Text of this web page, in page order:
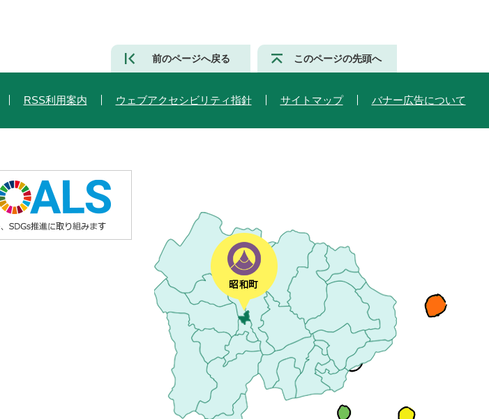
前のページへ戻る このページの先頭へ
RSS利用案内 ウェブアクセシビリティ指針 サイトマップ バナー広告について